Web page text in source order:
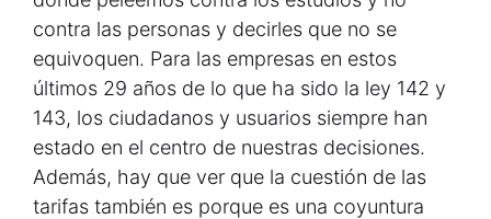
contra las personas y decirles que no se
equivoquen. Para las empresas en estos
últimos 29 años de lo que ha sido la ley 142 y
143, los ciudadanos y usuarios siempre han
estado en el centro de nuestras decisiones.
Además, hay que ver que la cuestión de las
tarifas también es porque es una coyuntura